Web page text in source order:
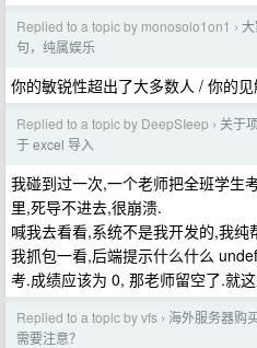
Replied to a topic by monosolo1on1 ›
句，纯属娱乐
你的敏锐性超出了大多数人 / 你的
Replied to a topic by DeepSIeep › 关于
于 excel 导入
我碰到过一次,一个老师把全班学生
里,死导不进去,很崩溃.
喊我去看看,系统不是我开发的,我纯
我抓包一看,后端提示什么什么
考.成绩应该为 0, 那老师留空了.就
Replied to a topic by vfs › 海外服务器购
需要注意？